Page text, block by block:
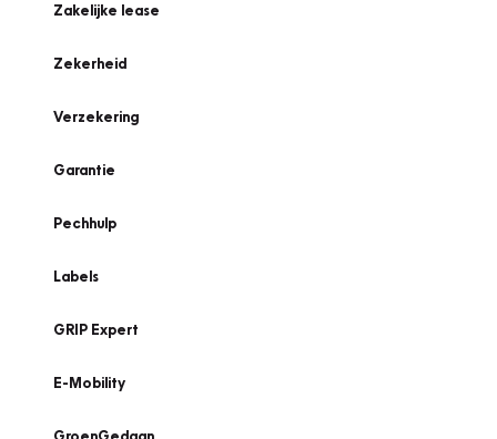
Zakelijke lease
Zekerheid
Verzekering
Garantie
Pechhulp
Labels
GRIP Expert
E-Mobility